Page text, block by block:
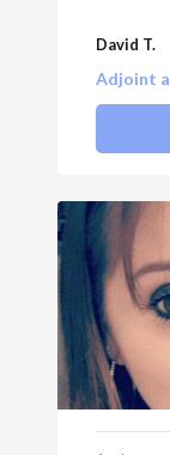
David T.
Adjoint